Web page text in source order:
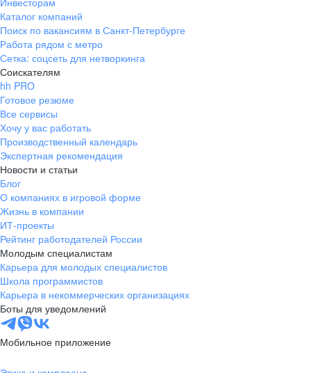
Каталог компаний
Поиск по вакансиям в Санкт-Петербурге
Работа рядом с метро
Сетка: соцсеть для нетворкинга
Соискателям
hh PRO
Готовое резюме
Все сервисы
Хочу у вас работать
Производственный календарь
Экспертная рекомендация
Новости и статьи
Блог
О компаниях в игровой форме
Жизнь в компании
ИТ-проекты
Рейтинг работодателей России
Молодым специалистам
Карьера для молодых специалистов
Школа программистов
Карьера в некоммерческих организациях
Боты для уведомлений
Мобильное приложение